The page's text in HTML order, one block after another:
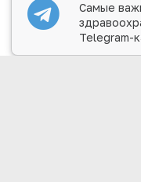
Самые
Telegram-